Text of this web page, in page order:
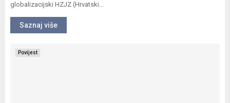
globalizacijski HZJZ (Hrvatski...
Saznaj više
Povijest